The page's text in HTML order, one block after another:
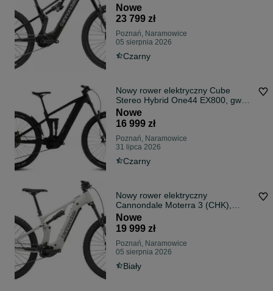
Full, gwarancja, FV
Nowe
23 799 zł
Poznań, Naramowice
05 sierpnia 2026
Czarny
Nowy rower elektryczny Cube
Stereo Hybrid One44 EX800, gwar.,
FV
Nowe
16 999 zł
Poznań, Naramowice
31 lipca 2026
Czarny
Nowy rower elektryczny
Cannondale Moterra 3 (CHK),
gwarancja, FV
Nowe
19 999 zł
Poznań, Naramowice
05 sierpnia 2026
Biały